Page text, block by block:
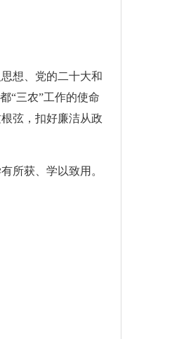
想、党的二十大和
“三农”工作的使命
弦，扣好廉洁从政
所获、学以致用。